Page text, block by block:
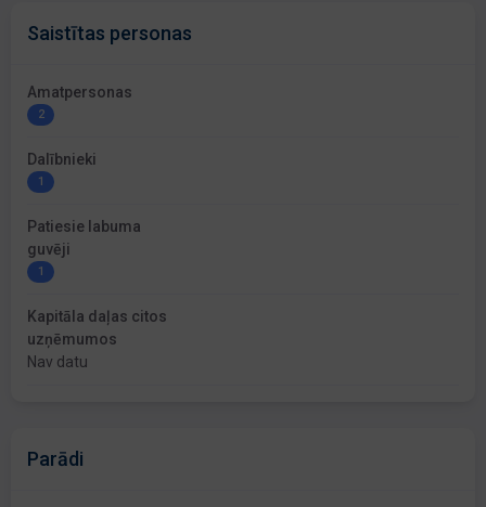
Saistītas personas
Amatpersonas
2
Dalībnieki
1
Patiesie labuma
guvēji
1
Kapitāla daļas citos
uzņēmumos
Nav datu
Parādi